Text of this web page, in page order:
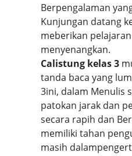
Berpengalaman
Kunjungan datang
meberikan
menyenangkan.
Calistung kelas 3
tanda baca yang
3ini, dalam Menulis
patokan jarak dan
secara rapih dan
memiliki tahan
masih